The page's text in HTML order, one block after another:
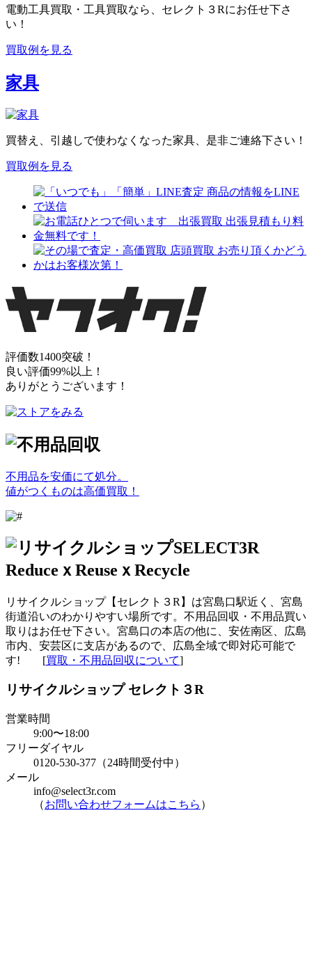
電動工具買取・工具買取なら、セレクト３Rにお任せ下さ
い！
買取例を見る
家具
買替え、引越しで使わなくなった家具、是非ご連絡下さい！
買取例を見る
評価数1400突破！
良い評価99%以上！
ありがとうございます！
不用品を安価にて処分。
値がつくものは高価買取！
リサイクルショップ【セレクト３R】は宮島口駅近く、宮島
街道沿いのわかりやすい場所です。不用品回収・不用品買い
取りはお任せ下さい。宮島口の本店の他に、安佐南区、広島
市内、安芸区に支店があるので、広島全域で即対応可能で
す! [買取・不用品回収について]
リサイクルショップ セレクト３R
営業時間
9:00〜18:00
フリーダイヤル
0120-530-377（24時間受付中）
メール
info@select3r.com
（お問い合わせフォームはこちら ）